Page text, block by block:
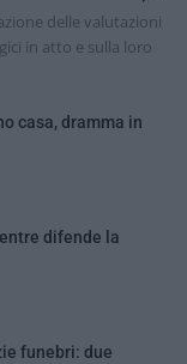
delle valutazioni
in atto e sulla loro
casa, dramma in
difende la
funebri: due